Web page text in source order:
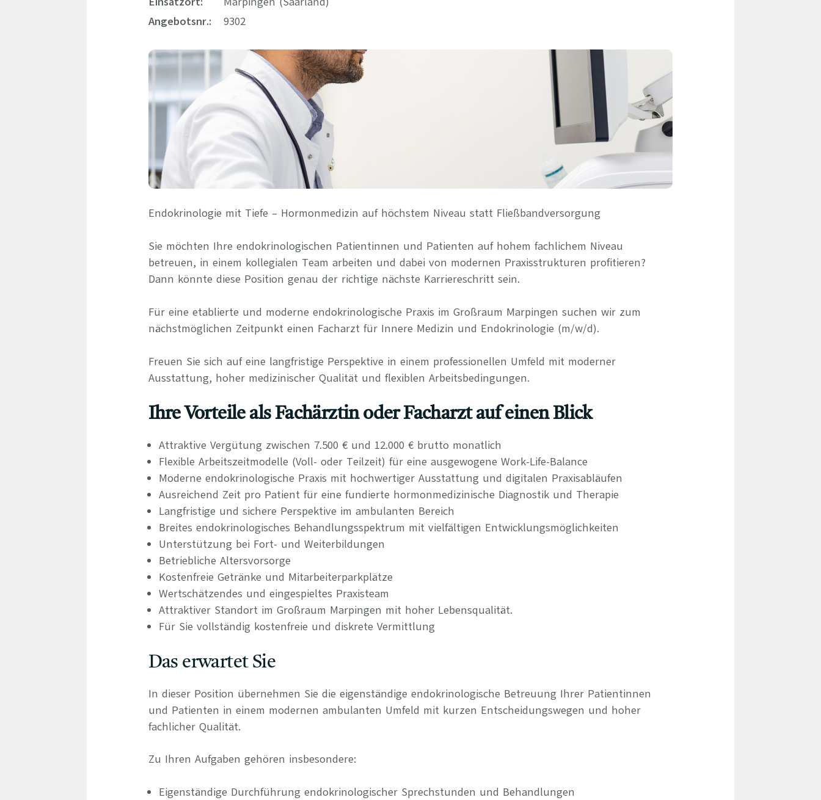
Fragen & Antworten
Bewerbungscoach
Empfehlungsprogramm
Sanovetis Care+
Angebotsnr.:
9302
Endokrinologie mit Tiefe – Hormonmedizin auf höchstem Niveau statt Fließbandversorgung
Sie möchten Ihre endokrinologischen Patientinnen und Patienten auf hohem fachlichem Niveau
betreuen, in einem kollegialen Team arbeiten und dabei von modernen Praxisstrukturen profitieren?
Dann könnte diese Position genau der richtige nächste Karriereschritt sein.
Für eine etablierte und moderne endokrinologische Praxis im Großraum Marpingen suchen wir zum
nächstmöglichen Zeitpunkt einen Facharzt für Innere Medizin und Endokrinologie (m/w/d).
Freuen Sie sich auf eine langfristige Perspektive in einem professionellen Umfeld mit moderner
Ausstattung, hoher medizinischer Qualität und flexiblen Arbeitsbedingungen.
Ihre Vorteile als Fachärztin oder Facharzt auf einen Blick
Attraktive Vergütung zwischen 7.500 € und 12.000 € brutto monatlich
Flexible Arbeitszeitmodelle (Voll- oder Teilzeit) für eine ausgewogene Work-Life-Balance
Moderne endokrinologische Praxis mit hochwertiger Ausstattung und digitalen Praxisabläufen
Ausreichend Zeit pro Patient für eine fundierte hormonmedizinische Diagnostik und Therapie
Langfristige und sichere Perspektive im ambulanten Bereich
Breites endokrinologisches Behandlungsspektrum mit vielfältigen Entwicklungsmöglichkeiten
Unterstützung bei Fort- und Weiterbildungen
Betriebliche Altersvorsorge
Kostenfreie Getränke und Mitarbeiterparkplätze
Wertschätzendes und eingespieltes Praxisteam
Attraktiver Standort im Großraum Marpingen mit hoher Lebensqualität.
Für Sie vollständig kostenfreie und diskrete Vermittlung
Das erwartet Sie
In dieser Position übernehmen Sie die eigenständige endokrinologische Betreuung Ihrer Patientinnen
und Patienten in einem modernen ambulanten Umfeld mit kurzen Entscheidungswegen und hoher
fachlicher Qualität.
Zu Ihren Aufgaben gehören insbesondere:
Eigenständige Durchführung endokrinologischer Sprechstunden und Behandlungen